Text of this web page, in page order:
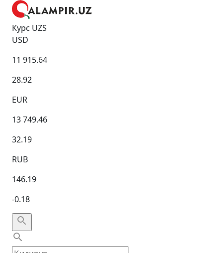
Курс UZS
USD
11 915.64
28.92
EUR
13 749.46
32.19
RUB
146.19
-0.18